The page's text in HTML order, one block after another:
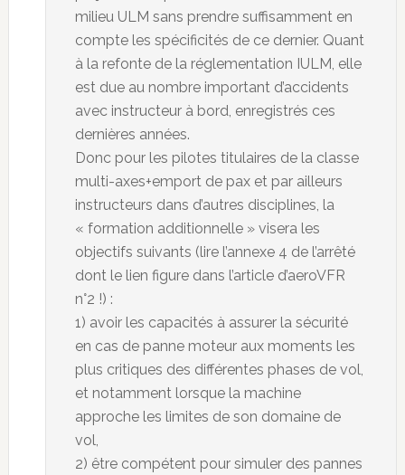
milieu ULM sans prendre suffisamment en
compte les spécificités de ce dernier. Quant
à la refonte de la réglementation IULM, elle
est due au nombre important d’accidents
avec instructeur à bord, enregistrés ces
dernières années.
Donc pour les pilotes titulaires de la classe
multi-axes+emport de pax et par ailleurs
instructeurs dans d’autres disciplines, la
« formation additionnelle » visera les
objectifs suivants (lire l’annexe 4 de l’arrêté
dont le lien figure dans l’article d’aeroVFR
n°2 !) :
1) avoir les capacités à assurer la sécurité
en cas de panne moteur aux moments les
plus critiques des différentes phases de vol,
et notamment lorsque la machine
approche les limites de son domaine de
vol,
2) être compétent pour simuler des pannes